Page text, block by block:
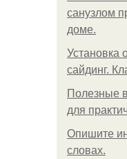
санузлом
доме.
Установка
сайдинг.
Полезные
для
Опишите
словах.